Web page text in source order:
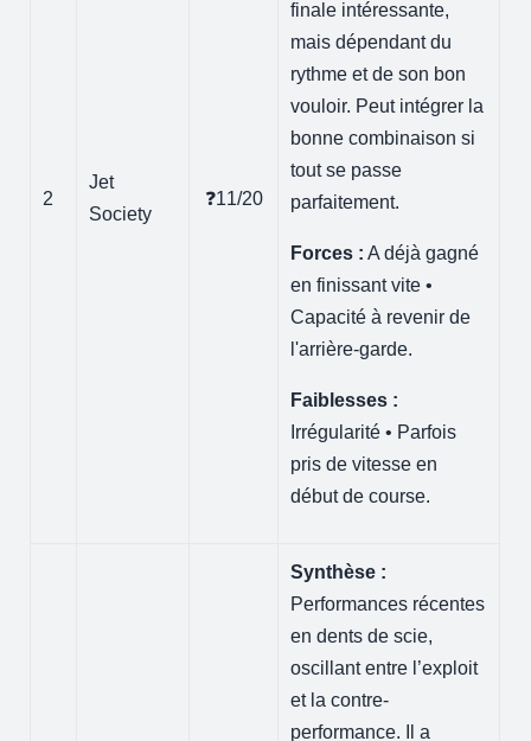
2
Jet
Society
❓11/20
finale intéressante,
mais dépendant du
rythme et de son bon
vouloir. Peut intégrer la
bonne combinaison si
tout se passe
parfaitement.
Forces : A déjà gagné
en finissant vite •
Capacité à revenir de
l'arrière-garde.
Faiblesses :
Irrégularité • Parfois
pris de vitesse en
début de course.
Synthèse :
Performances récentes
en dents de scie,
oscillant entre l’exploit
et la contre-
performance. Il a